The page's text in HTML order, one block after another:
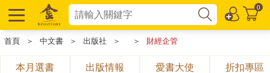
0
首頁 ＞ 中文書 ＞ 出版社 ＞ ＞ 財經企管
本月選書 出版情報 愛書大使 折扣專區